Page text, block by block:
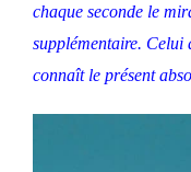
chaque seconde le
supplémentaire. Celui
connaît le présent